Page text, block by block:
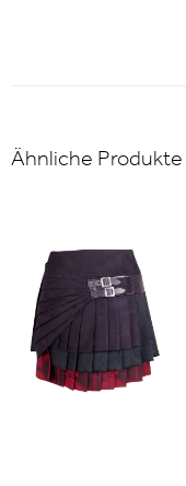
Ähnliche Produkte